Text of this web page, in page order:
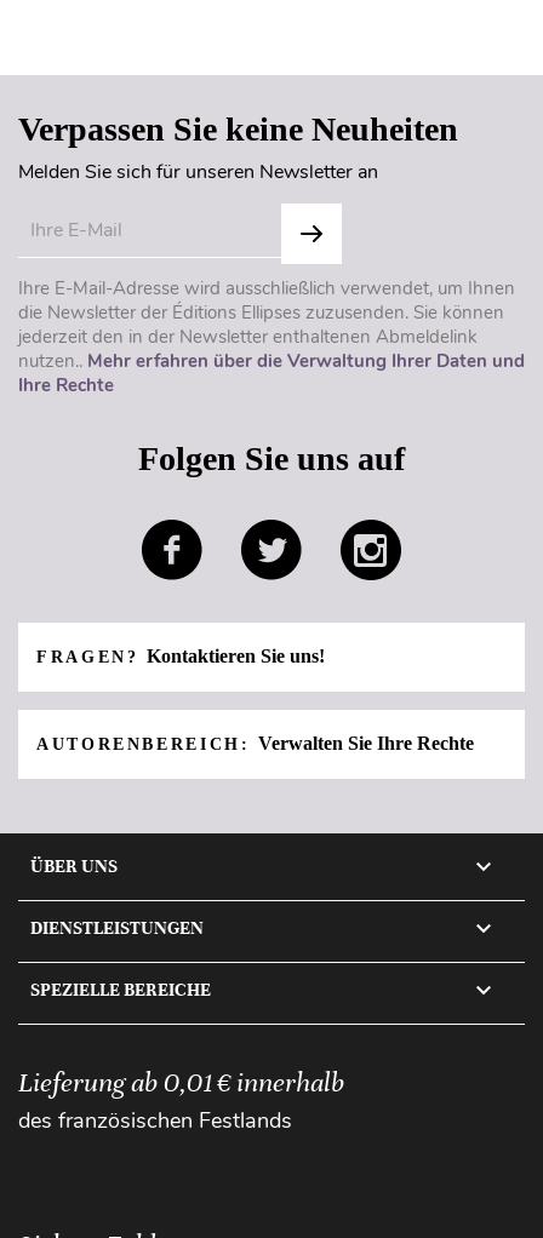
Verpassen Sie keine Neuheiten
Melden Sie sich für unseren Newsletter an
Ihre E-Mail-Adresse wird ausschließlich verwendet, um Ihnen
die Newsletter der Éditions Ellipses zuzusenden. Sie können
jederzeit den in der Newsletter enthaltenen Abmeldelink
nutzen.. Mehr erfahren über die Verwaltung Ihrer Daten und
Ihre Rechte
Folgen Sie uns auf
FRAGEN?Kontaktieren Sie uns!
AUTORENBEREICH: Verwalten Sie Ihre Rechte
ÜBER UNS 
DIENSTLEISTUNGEN 
SPEZIELLE BEREICHE 
Lieferung ab 0,01 € innerhalb
des französischen Festlands